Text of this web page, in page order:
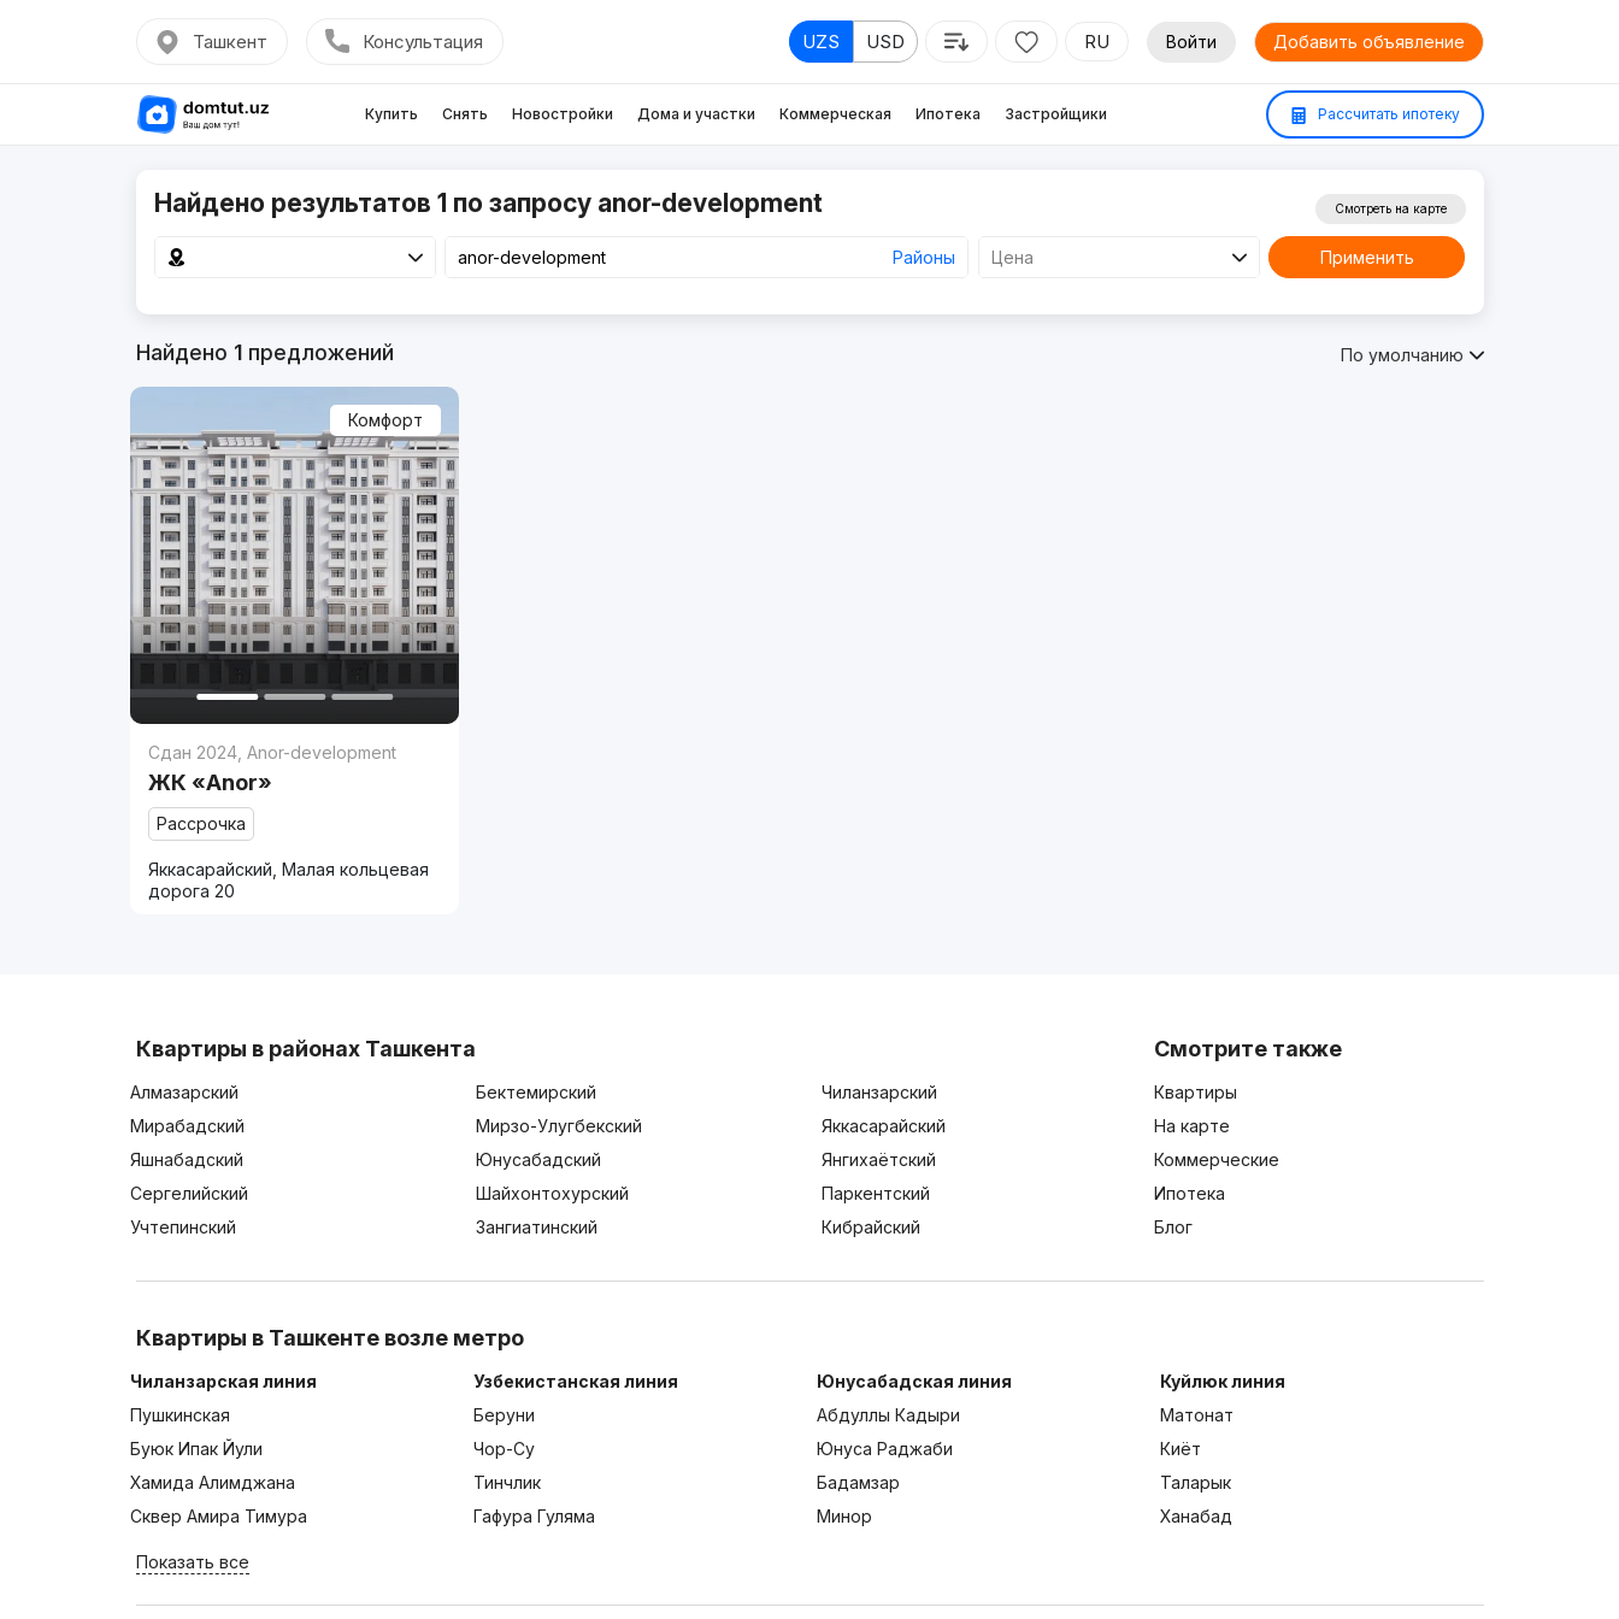
Ташкент Консультация UZS USD RU Войти Добавить объявление
Купить Снять Новостройки Дома и участки Коммерческая Ипотека Застройщики Рассчитать ипотеку
Найдено результатов 1 по запросу anor-development
Районы Цена
Смотреть на карте
Применить
Найдено 1предложений По умолчанию
Комфорт
Сдан 2024 ,Anor-development
ЖК «Anor»
Рассрочка
Яккасарайский, Малая кольцевая
дорога 20
Квартиры в районах Ташкента
Алмазарский Бектемирский
Чиланзарский
Мирабадский
Мирзо-Улугбекский
Яккасарайский
Яшнабадский
Юнусабадский
Янгихаётский
Сергелийский
Шайхонтохурский
Паркентский
Учтепинский
Зангиатинский Кибрайский
Смотрите также
Квартиры
На карте
Коммерческие
Ипотека
Блог
Квартиры в Ташкенте возле метро
Чиланзарская линия
Пушкинская
Буюк Ипак Йули
Хамида Алимджана
Сквер Амира Тимура
Узбекистанская линия
Беруни
Чор-Су
Тинчлик
Гафура Гуляма
Юнусабадская линия
Абдуллы Кадыри
Юнуса Раджаби
Бадамзар
Минор
Куйлюк линия
Матонат
Киёт
Таларык
Ханабад
Показать все